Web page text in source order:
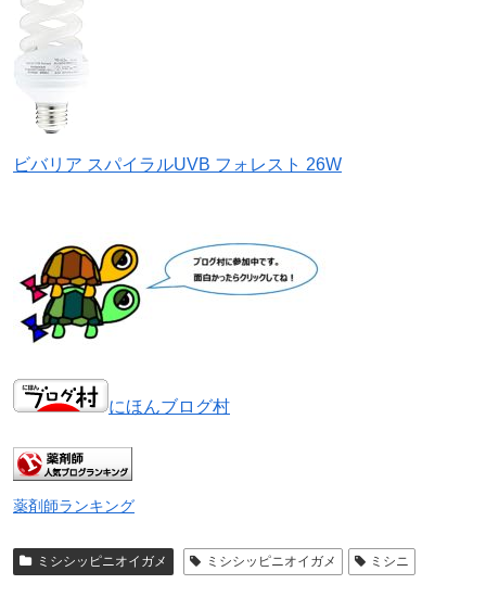
ビバリア スパイラルUVB フォレスト 26W
にほんブログ村
薬剤師ランキング
ミシシッピニオイガメ ミシシッピニオイガメ ミシニ